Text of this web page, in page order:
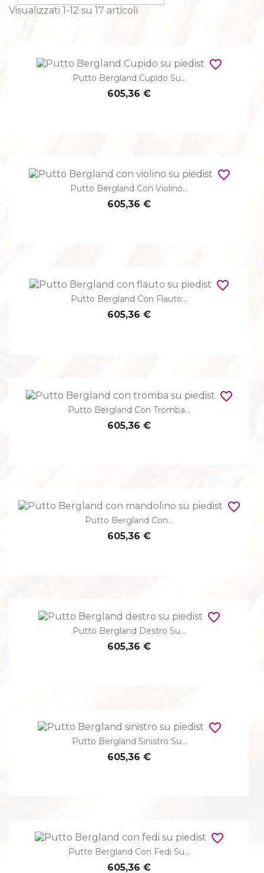
Visualizzati 1-12 su 17 articoli
Putto Bergland Cupido Su...
605,36 €
favorite_border
Putto Bergland Con Violino...
605,36 €
favorite_border
Putto Bergland Con Flauto...
605,36 €
favorite_border
Putto Bergland Con Tromba...
605,36 €
favorite_border
Putto Bergland Con...
605,36 €
favorite_border
Putto Bergland Destro Su...
605,36 €
favorite_border
Putto Bergland Sinistro Su...
605,36 €
favorite_border
Putto Bergland Con Fedi Su...
605,36 €
favorite_border